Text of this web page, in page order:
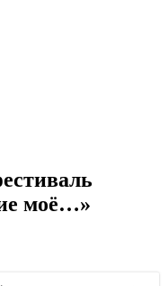
моё…»